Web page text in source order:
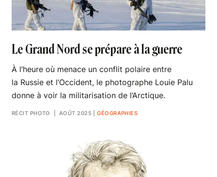
Le Grand Nord se prépare à la guerre
À l’heure où menace un conflit polaire entre
la Russie et l’Occident, le photographe Louie Palu
donne à voir la militarisation de l’Arctique.
RÉCIT PHOTO | AOÛT 2025 |GÉOGRAPHIES